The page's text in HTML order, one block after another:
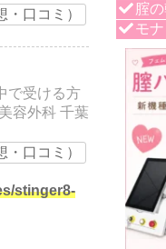
・口コミ）
で受ける方
容外科 千葉
・口コミ）
stinger8-
腟
モ